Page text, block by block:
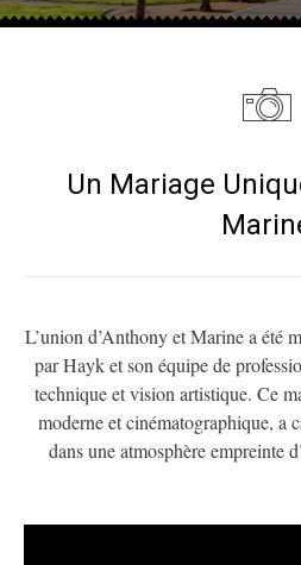
Un Mariage
L’union d’Anthony et Marine a été
par Hayk et son équipe de
technique et vision artistique. Ce
moderne et cinématographique, a
dans une atmosphère empreinte